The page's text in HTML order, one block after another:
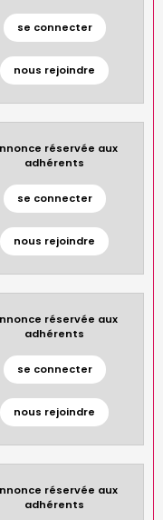
se connecter
nous rejoindre
réservée aux
adhérents
se connecter
nous rejoindre
réservée aux
adhérents
se connecter
nous rejoindre
réservée aux
adhérents